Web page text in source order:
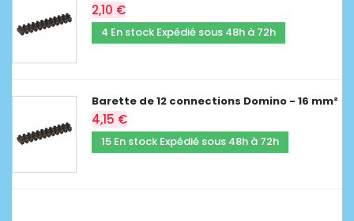
2,10 €
4 En stock Expédié sous 48h à 72h
Barette de 12 connections Domino - 16 mm²
4,15 €
15 En stock Expédié sous 48h à 72h